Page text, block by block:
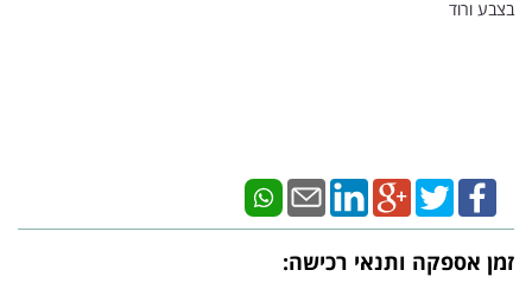
בצבע ורוד
זמן אספקה ותנאי רכישה: